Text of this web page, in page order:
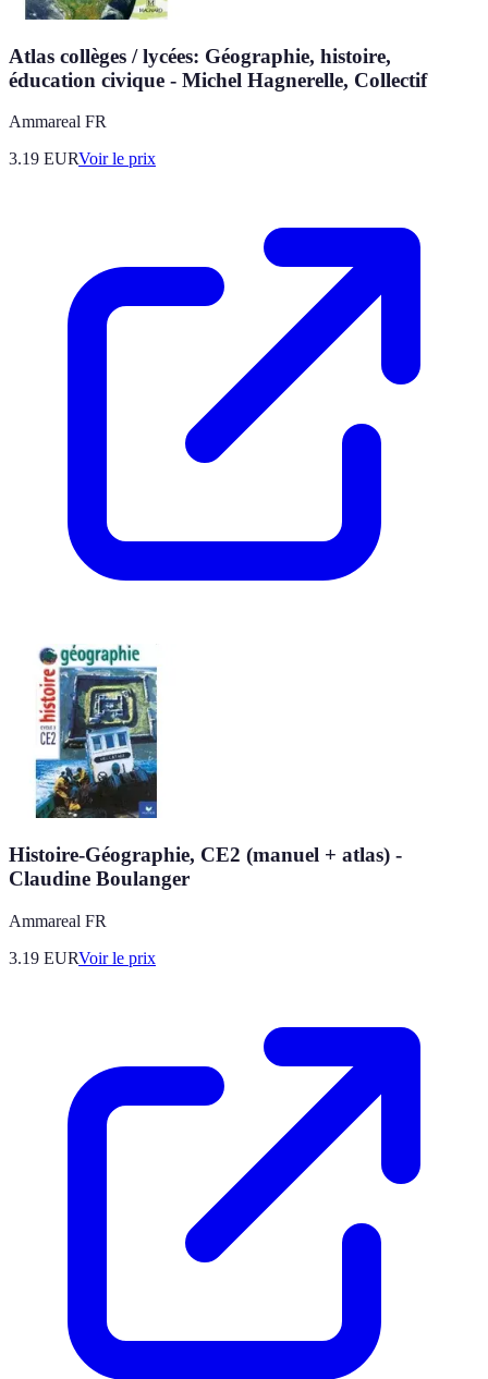
Atlas collèges / lycées: Géographie, histoire,
éducation civique - Michel Hagnerelle, Collectif
Ammareal FR
3.19 EURVoir le prix
Histoire-Géographie, CE2 (manuel + atlas) -
Claudine Boulanger
Ammareal FR
3.19 EURVoir le prix